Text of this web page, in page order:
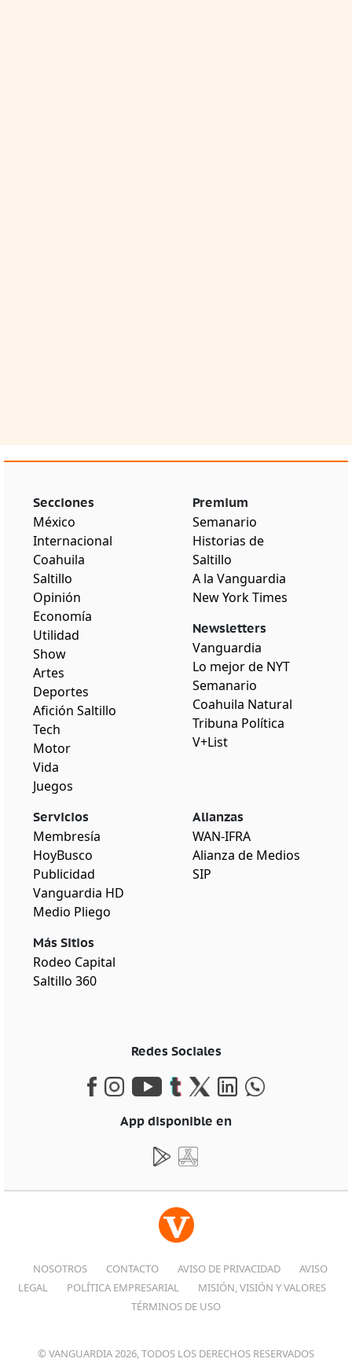
Secciones
México
Internacional
Coahuila
Saltillo
Opinión
Economía
Utilidad
Show
Artes
Deportes
Afición Saltillo
Tech
Motor
Vida
Juegos
Premium
Semanario
Historias de
Saltillo
A la Vanguardia
New York Times
Newsletters
Vanguardia
Lo mejor de NYT
Semanario
Coahuila Natural
Tribuna Política
V+List
Servicios
Membresía
HoyBusco
Publicidad
Vanguardia HD
Medio Pliego
Más Sitios
Rodeo Capital
Saltillo 360
Alianzas
WAN-IFRA
Alianza de Medios
SIP
Redes Sociales
App disponible en
NOSOTROS CONTACTO AVISO DE PRIVACIDAD
AVISO
LEGAL
POLÍTICA EMPRESARIAL
MISIÓN, VISIÓN Y VALORES
TÉRMINOS DE USO
© VANGUARDIA 2026, TODOS LOS DERECHOS RESERVADOS